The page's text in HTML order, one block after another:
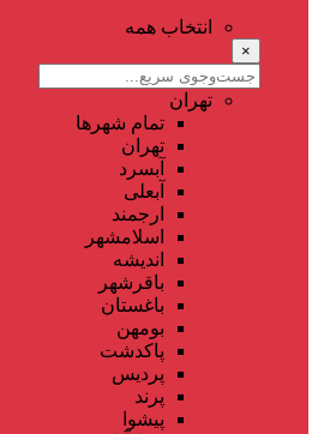
انتخاب همه
×
تهران
تمام شهر‌ها
تهران
آبسرد
آبعلی
ارجمند
اسلامشهر
اندیشه
باقرشهر
باغستان
بومهن
پاکدشت
پردیس
پرند
پیشوا